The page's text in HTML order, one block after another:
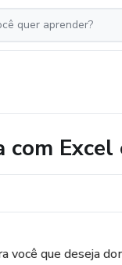
Excel
você que deseja